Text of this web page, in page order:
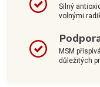
Silný
volnými
MSM
důležitých